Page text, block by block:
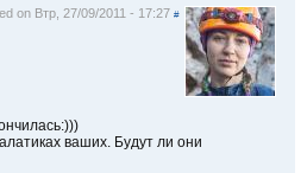
on Втр, 27/09/2011 - 17:27 #
ваших. Будут ли они